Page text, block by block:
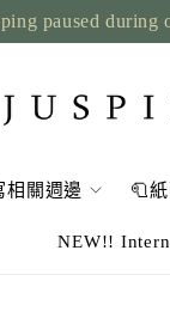
paused
相關週邊 🧻
NEW!!